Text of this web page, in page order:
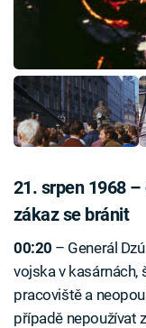
21. srpen 1968
zákaz se bránit
00:20 –⁠ Generál
vojska v kasárnách,
pracoviště a
případě nepoužívat